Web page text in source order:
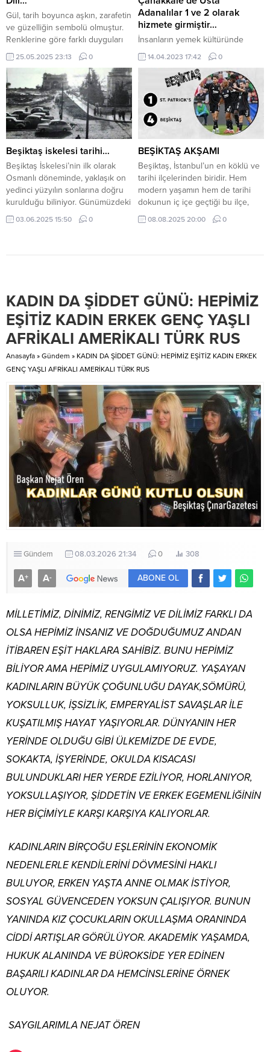
görevini üstlendim. YSK’nın
haksız kararlarına...
Gül, tarih boyunca aşkın, zarafetin
ve güzelliğin sembolü olmuştur.
Renklerine göre farklı duyguları
ifade eden güller, insan
ilişkilerinde sevgi ve saygının
zarif bir dili gibidir. Kırmızı gül aşkı
ve tutkuyu; beyaz gül saflık ve
masumiyeti; pembe gül hayranlık
ve takdiri; sarı gül ise dostluğu ve
neşeyi temsil eder. Beşiktaş
Çınar...
25.05.2025 23:13 0
Adanalılar 1 ve 2 olarak
hizmete girmiştir…
İnsanların yemek kültüründe
vazgeçilmezi Adana Kebabı.
Damak zevki olanlar arar bulur…
Fikret Beyde aynen Çanakkale’de
hep hemşerisini, hem de damak
zevkini bulmuş: Tesadüfte olsa.
Afiyet olsun… Fikret Ersen
Yalçınkaya diyor ki: “Sun sineması
sokağındaki Otlangaç kebap
Çanakkale’de Usta Adanalılar 1 ve
2 olarak hizmete girmiş tesadüf
karşılaştık. Adana’ya uzak
yaşayanlar,...
14.04.2023 17:42 0
Beşiktaş iskelesi tarihi…
Beşiktaş İskelesi’nin ilk olarak
Osmanlı döneminde, yaklaşık on
yedinci yüzyılın sonlarına doğru
kurulduğu biliniyor. Günümüzdeki
modern yapısı ise özellikle
yirminci yüzyılın ortalarında,
de çağdaş kullanımını vurgulamış
oluruz....
03.06.2025 15:50 0
BEŞİKTAŞ AKŞAMI
Beşiktaş, İstanbul’un en köklü ve
tarihi ilçelerinden biridir. Hem
modern yaşamın hem de tarihi
dokunun iç içe geçtiği bu ilçe,
kültürel zenginlikleri, sanat
etkinlikleri ve sosyal yaşamıyla
farklı kültürel...
08.08.2025 20:00 0
KADIN DA ŞİDDET GÜNÜ: HEPİMİZ
EŞİTİZ KADIN ERKEK GENÇ YAŞLI
AFRİKALI AMERİKALI TÜRK RUS
Anasayfa » Gündem » KADIN DA ŞİDDET GÜNÜ: HEPİMİZ EŞİTİZ KADIN ERKEK
GENÇ YAŞLI AFRİKALI AMERİKALI TÜRK RUS
Gündem 08.03.2026 21:34 0 308
A+ A- ABONE OL
MİLLETİMİZ, DİNİMİZ, RENGİMİZ VE DİLİMİZ FARKLI DA
OLSA HEPİMİZ İNSANIZ VE DOĞDUĞUMUZ ANDAN
İTİBAREN EŞİT HAKLARA SAHİBİZ. BUNU HEPİMİZ
BİLİYOR AMA HEPİMİZ UYGULAMIYORUZ. YAŞAYAN
KADINLARIN BÜYÜK ÇOĞUNLUĞU DAYAK,SÖMÜRÜ,
YOKSULLUK, İŞSİZLİK, EMPERYALİST SAVAŞLAR İLE
KUŞATILMIŞ HAYAT YAŞIYORLAR. DÜNYANIN HER
YERİNDE OLDUĞU GİBİ ÜLKEMİZDE DE EVDE,
SOKAKTA, İŞYERİNDE, OKULDA KISACASI
BULUNDUKLARI HER YERDE EZİLİYOR, HORLANIYOR,
YOKSULLAŞIYOR, ŞİDDETİN VE ERKEK EGEMENLİĞİNİN
HER BİÇİMİYLE KARŞI KARŞIYA KALIYORLAR.
KADINLARIN BİRÇOĞU EŞLERİNİN EKONOMİK
NEDENLERLE KENDİLERİNİ DÖVMESİNİ HAKLI
BULUYOR, ERKEN YAŞTA ANNE OLMAK İSTİYOR,
SOSYAL GÜVENCEDEN YOKSUN ÇALIŞIYOR. BUNUN
YANINDA KIZ ÇOCUKLARIN OKULLAŞMA ORANINDA
CİDDİ ARTIŞLAR GÖRÜLÜYOR. AKADEMİK YAŞAMDA,
HUKUK ALANINDA VE BÜROKSİDE YER EDİNEN
BAŞARILI KADINLAR DA HEMCİNSLERİNE ÖRNEK
OLUYOR.
SAYGILARIMLA NEJAT ÖREN